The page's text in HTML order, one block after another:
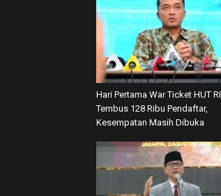
Hari Pertama War Ticket HUT RI
Tembus 128 Ribu Pendaftar,
Kesempatan Masih Dibuka